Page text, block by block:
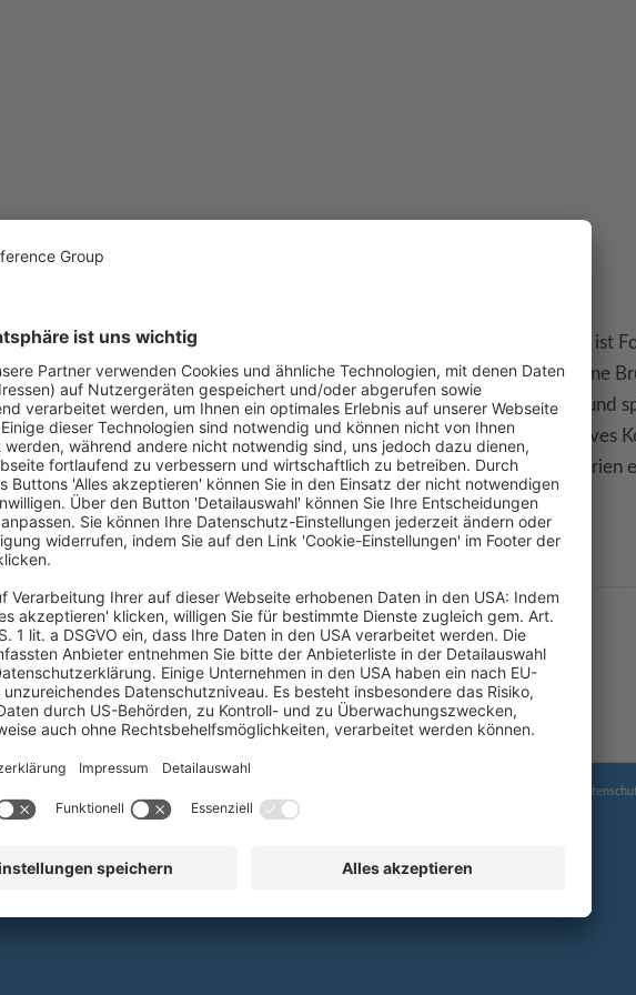
Founder & Produzent
Max Mattis ist ein deutscher Produzent, Schauspieler und Autor. Er ist
@MissMurphy. Zuvor war er Mitgründer der Produktionsfirma Kleine
Die Discounter steht. Dort arbeitet er als ausführender Produzent und
„kleinen Brüder“ sind dabei kein Familienbegriff, sondern ein kreatives
(u. a. Bruno Alexander und die Belton-Zwillinge), die gemeinsam Serien
produzieren.